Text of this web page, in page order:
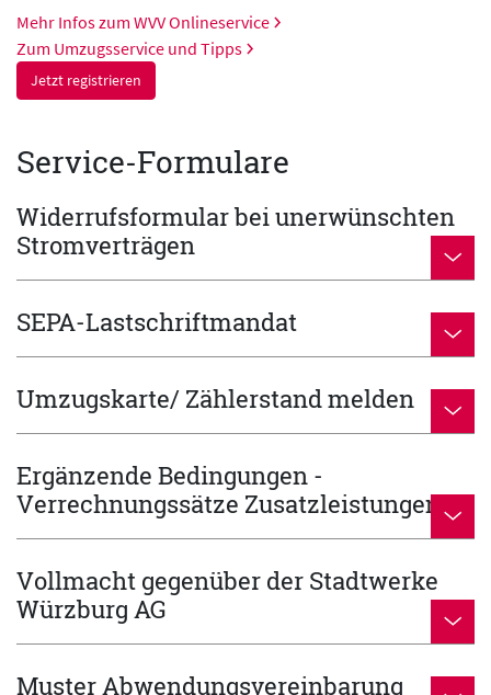
Mehr Infos zum WVV Onlineservice
Zum Umzugsservice und Tipps
Jetzt registrieren
Service-Formulare
Widerrufsformular bei unerwünschten
Stromverträgen
SEPA-Lastschriftmandat
Umzugskarte/ Zählerstand melden
Ergänzende Bedingungen -
Verrechnungssätze Zusatzleistungen
Vollmacht gegenüber der Stadtwerke
Würzburg AG
Muster Abwendungsvereinbarung